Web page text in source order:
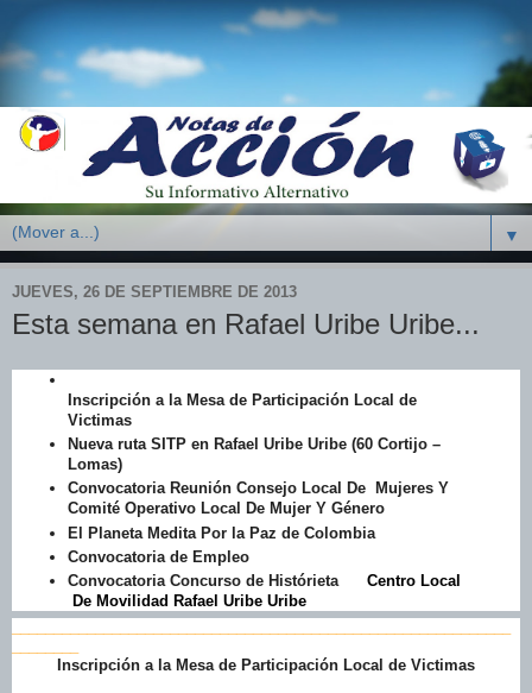
▼
JUEVES, 26 DE SEPTIEMBRE DE 2013
Esta semana en Rafael Uribe Uribe...
Inscripción a la Mesa de Participación Local de
Victimas
Nueva ruta SITP en Rafael Uribe Uribe (60 Cortijo –
Lomas)
Convocatoria Reunión Consejo Local De Mujeres Y
Comité Operativo Local De Mujer Y Género
El Planeta Medita Por la Paz de Colombia
Convocatoria de Empleo
Convocatoria Concurso de Histórieta
Centro Local
De Movilidad Rafael Uribe Uribe
Inscripción a la Mesa de Participación Local de Victimas